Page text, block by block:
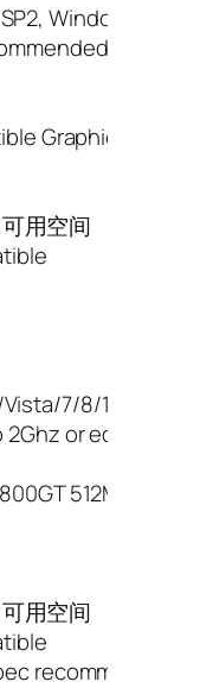
Windows
Graphics Card
用空间
7/8/10 with
or equivalent
512MB or
用空间
recommended